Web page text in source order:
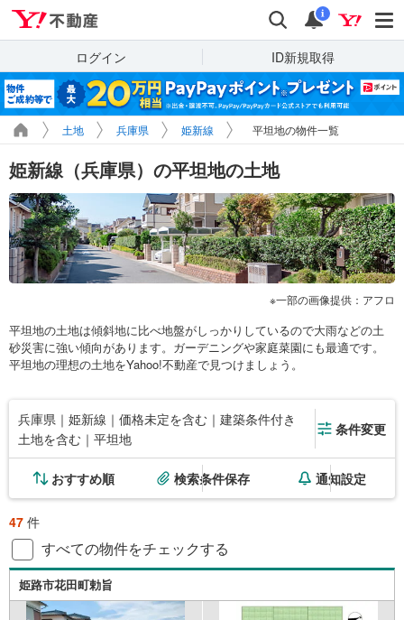
検索 通知
i
ログイン ID新規取得
土地 兵庫県 姫新線 平坦地の物件一覧
姫新線（兵庫県）の平坦地の土地
一部の画像提供：アフロ
平坦地の土地は傾斜地に比べ地盤がしっかりしているので大雨などの土
砂災害に強い傾向があります。ガーデニングや家庭菜園にも最適です。
平坦地の理想の土地をYahoo!不動産で見つけましょう。
兵庫県｜姫新線｜価格未定を含む｜建築条件付き
土地を含む｜平坦地
条件変更
おすすめ順 検索条件保存 通知設定
47 件
すべての物件をチェックする
姫路市花田町勅旨